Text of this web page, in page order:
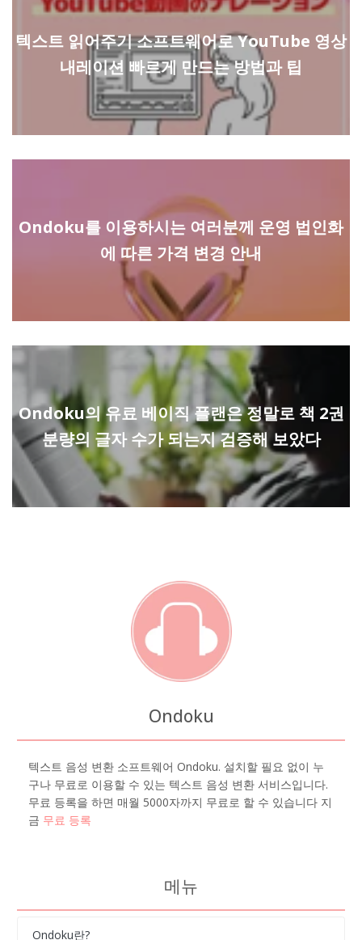
텍스트 읽어주기 소프트웨어로 YouTube 영상
내레이션 빠르게 만드는 방법과 팁
Ondoku를 이용하시는 여러분께 운영 법인화
에 따른 가격 변경 안내
Ondoku의 유료 베이직 플랜은 정말로 책 2권
분량의 글자 수가 되는지 검증해 보았다
Ondoku
텍스트 음성 변환 소프트웨어 Ondoku. 설치할 필요 없이 누
구나 무료로 이용할 수 있는 텍스트 음성 변환 서비스입니다.
무료 등록을 하면 매월 5000자까지 무료로 할 수 있습니다 지
금 무료 등록
메뉴
Ondoku란?